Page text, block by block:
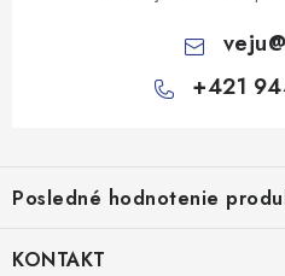
veju
+421
p
ä
Posledné hodnotenie
KONTAKT